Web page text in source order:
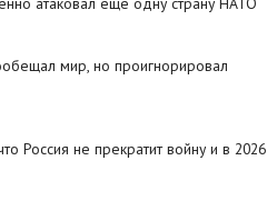
мир, но проигнорировал
Россия не прекратит войну и в 2026